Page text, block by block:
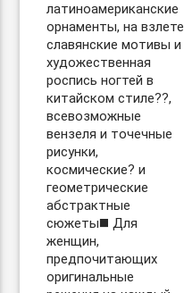
латиноамериканские
орнаменты, на взлете
славянские мотивы и
художественная
роспись ногтей в
китайском стиле??,
всевозможные
вензеля и точечные
рисунки,
космические? и
геометрические
абстрактные
сюжеты◼️ Для
женщин,
предпочитающих
оригинальные